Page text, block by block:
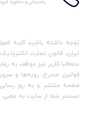
پشتیبانی و مشاوره
توجه داشته باشید کلیه
ایران، قانون تجارت
متعاقبا کاربر نیز موظف به
قوانین مندرج، رویه‏‌ها و
صفحه منتشر و به روز
مستمر شما از سایت به معنی